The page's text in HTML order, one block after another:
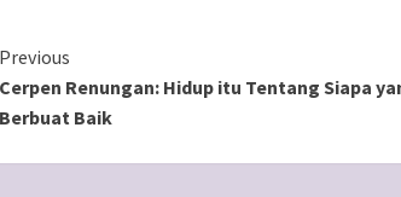
Continue
Reading
Previous
Cerpen Renungan: Hidup itu Tentang Siapa
Berbuat Baik